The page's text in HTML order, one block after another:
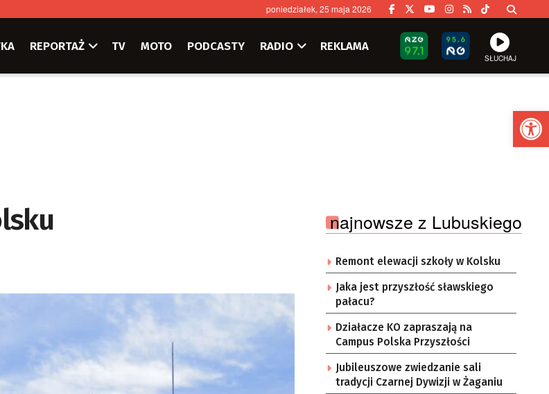
poniedziałek, 25 maja 2026
REPORTAŻ TV MOTO PODCASTY RADIO REKLAMA
SŁUCHAJ
najnowsze z Lubuskiego
Remont elewacji szkoły w Kolsku
Jaka jest przyszłość sławskiego
pałacu?
Działacze KO zapraszają na
Campus Polska Przyszłości
Jubileuszowe zwiedzanie sali
tradycji Czarnej Dywizji w Żaganiu